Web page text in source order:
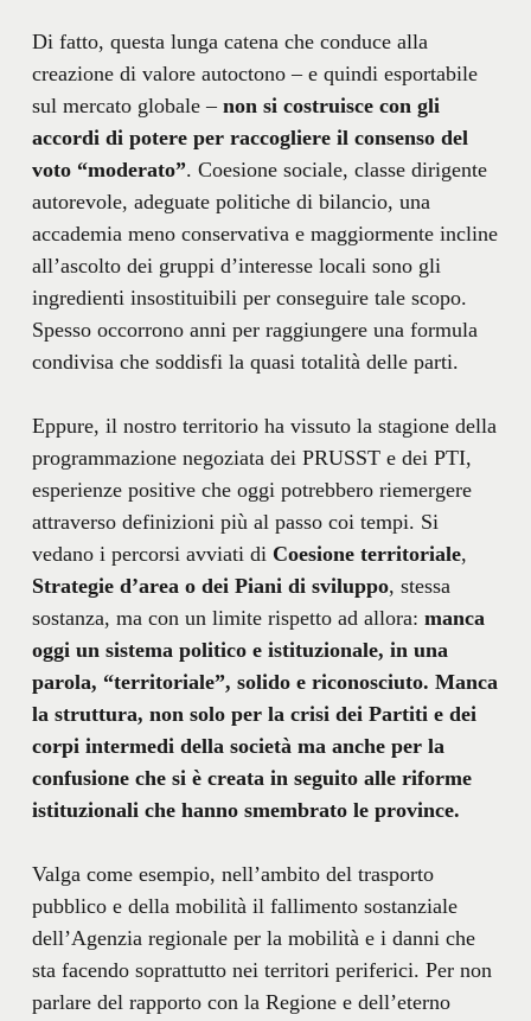
Di fatto, questa lunga catena che conduce alla
creazione di valore autoctono – e quindi esportabile
sul mercato globale – non si costruisce con gli
accordi di potere per raccogliere il consenso del
voto “moderato”. Coesione sociale, classe dirigente
autorevole, adeguate politiche di bilancio, una
accademia meno conservativa e maggiormente incline
all’ascolto dei gruppi d’interesse locali sono gli
ingredienti insostituibili per conseguire tale scopo.
Spesso occorrono anni per raggiungere una formula
condivisa che soddisfi la quasi totalità delle parti.
Eppure, il nostro territorio ha vissuto la stagione della
programmazione negoziata dei PRUSST e dei PTI,
esperienze positive che oggi potrebbero riemergere
attraverso definizioni più al passo coi tempi. Si
vedano i percorsi avviati di Coesione territoriale,
Strategie d’area o dei Piani di sviluppo, stessa
sostanza, ma con un limite rispetto ad allora: manca
oggi un sistema politico e istituzionale, in una
parola, “territoriale”, solido e riconosciuto. Manca
la struttura, non solo per la crisi dei Partiti e dei
corpi intermedi della società ma anche per la
confusione che si è creata in seguito alle riforme
istituzionali che hanno smembrato le province.
Valga come esempio, nell’ambito del trasporto
pubblico e della mobilità il fallimento sostanziale
dell’Agenzia regionale per la mobilità e i danni che
sta facendo soprattutto nei territori periferici. Per non
parlare del rapporto con la Regione e dell’eterno